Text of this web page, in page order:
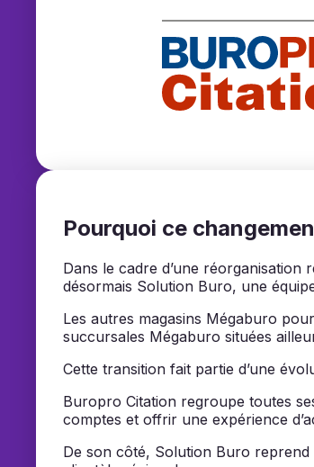
Pourquoi ce
Dans le cadre d’une réorganisation
désormais Solution Buro, une
Les autres magasins Mégaburo
succursales Mégaburo situées
Cette transition fait partie d’une
Buropro Citation regroupe toutes
comptes et offrir une expérience
De son côté, Solution Buro reprend